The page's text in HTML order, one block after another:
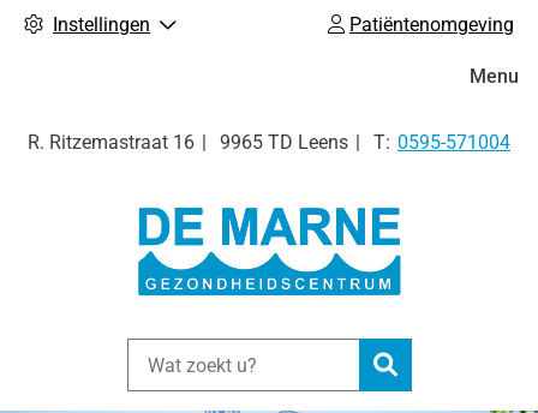
Instellingen Patiëntenomgeving
R. Ritzemastraat 16 9965 TD Leens Tel:
0595-571004
Zoeken
Menu